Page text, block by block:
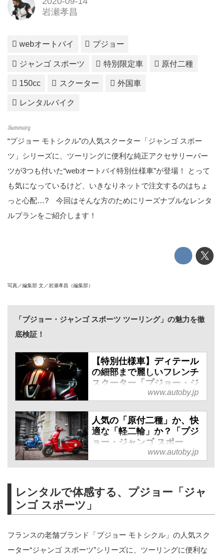
岩瀬孝昌
webオートバイ プジョー
ジャンゴ スポーツ 特別限定車 原付二種
150cc スクーター 外国車
レンタルバイク
“プジョー モトシクル”の人気スクーター「ジャンゴ スポー
ツ」シリーズに、ツーリングに便利な純正アクセサリーパー
ツが3つも付いた“webオートバイ特別仕様車”が登場！ とって
も気になっているけど、いきなりネットで注文するのはちょ
っと心配…? 今回はそんな方のためにリーズナブルなレンタ
ルプランをご紹介します！
写真／編集部 文／岩瀬孝昌（編集部）
「プジョー・ジャンゴ スポーツ ツーリング」の魅力を徹
底検証！
【特別仕様車】ディテール
の細部まで麗しいフレンチ
スクーター「プジョー・ジ
ャンゴ スポーツ」の類稀な
ートバイ
“プジョー モトシクル”の人気スク
ーター「ジャンゴ スポーツ」シ
リーズに、ツーリングに便利な純
いた“特別仕様車”が登場！ 今回は
魅力について掘り下げてみたいと
思います！
www.autoby.jp
人気の「原付二種」か、快
適な「軽二輪」か？「プジ
ョー・ジャンゴ スポー
ツ」“125cc”と“150cc”ど
っちを選ぶべき？【特別限
“プジョー モトシクル”の人気スク
正アクセサリーパーツが3つも付
いた“webオートバイ特別仕様
www.autoby.jp
レンタルで体感する、プジョー「ジャ
ンゴ スポーツ」
フランスの老舗ブランド「プジョー モトシクル」の人気スク
ーター“ジャンゴ スポーツ”シリーズに、ツーリングに便利な